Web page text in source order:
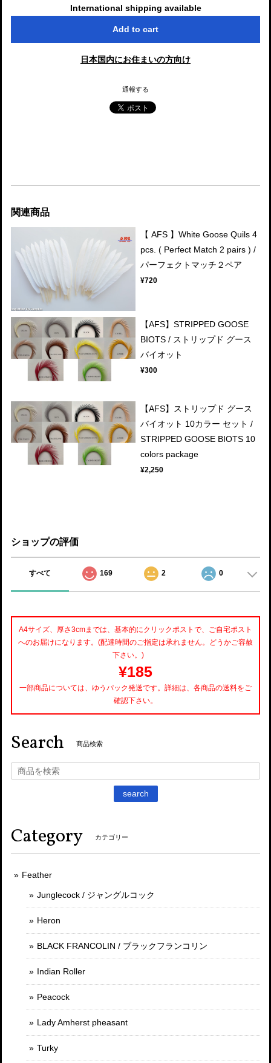
International shipping available
Add to cart
日本国内にお住まいの方向け
通報する
関連商品
【 AFS 】White Goose Quils 4
pcs. ( Perfect Match 2 pairs ) /
パーフェクトマッチ２ペア
¥720
【AFS】STRIPPED GOOSE
BIOTS / ストリップド グース
バイオット
¥300
【AFS】ストリップド グース
バイオット 10カラー セット /
STRIPPED GOOSE BIOTS 10
colors package
¥2,250
ショップの評価
すべて 169 2 0
A4サイズ、厚さ3cmまでは、基本的にクリックポストで、ご自宅ポスト
へのお届けになります。(配達時間のご指定は承れません。どうかご容赦
下さい。)
¥185
一部商品については、ゆうパック発送です。詳細は、各商品の送料をご
確認下さい。
Search 商品検索
search
Category カテゴリー
Feather
Junglecock / ジャングルコック
Heron
BLACK FRANCOLIN / ブラックフランコリン
Indian Roller
Peacock
Lady Amherst pheasant
Turky